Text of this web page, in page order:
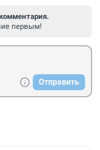
первым!
Отправить